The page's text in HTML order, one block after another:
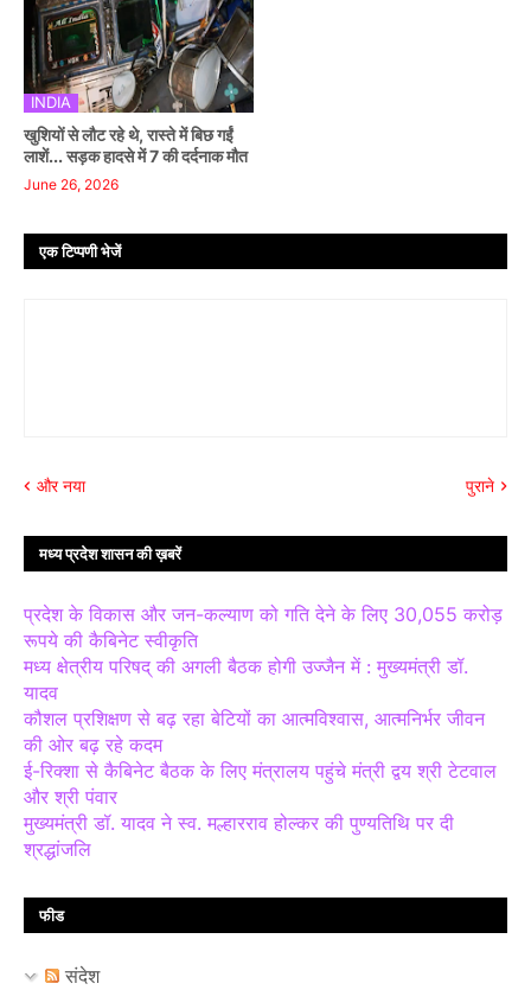
INDIA
खुशियों से लौट रहे थे, रास्ते में बिछ गईं
लाशें... सड़क हादसे में 7 की दर्दनाक मौत
June 26, 2026
एक टिप्पणी भेजें
और नया पुराने
मध्य प्रदेश शासन की ख़बरें
प्रदेश के विकास और जन-कल्याण को गति देने के लिए 30,055 करोड़
रूपये की कैबिनेट स्वीकृति
मध्य क्षेत्रीय परिषद् की अगली बैठक होगी उज्जैन में : मुख्यमंत्री डॉ.
यादव
कौशल प्रशिक्षण से बढ़ रहा बेटियों का आत्मविश्वास, आत्मनिर्भर जीवन
की ओर बढ़ रहे कदम
ई-रिक्शा से कैबिनेट बैठक के लिए मंत्रालय पहुंचे मंत्री द्वय श्री टेटवाल
और श्री पंवार
मुख्यमंत्री डॉ. यादव ने स्व. मल्हारराव होल्कर की पुण्यतिथि पर दी
श्रद्धांजलि
फीड
संदेश